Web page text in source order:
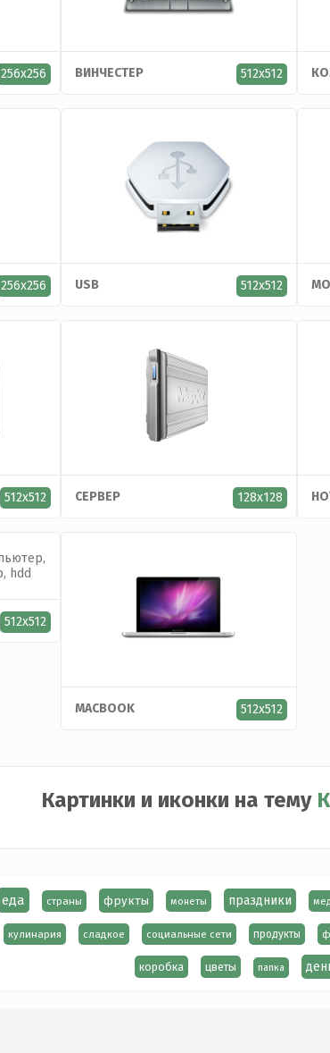
256x256 ВИНЧЕСТЕР 512x512
256x256 USB 512x512
512x512 СЕРВЕР 128x128
512x512
MACBOOK 512x512
Картинки и иконки на тему
еда страны фрукты монеты праздники
кулинария сладкое социальные сети продукты
коробка цветы папка